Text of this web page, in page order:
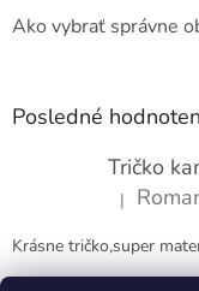
Ako vybrať správne
Posledné
|
Krásne tričko,super